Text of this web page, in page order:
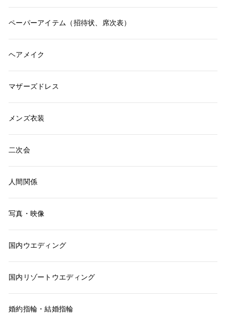
ペーパーアイテム（招待状、席次表）
ヘアメイク
マザーズドレス
メンズ衣装
二次会
人間関係
写真・映像
国内ウエディング
国内リゾートウエディング
婚約指輪・結婚指輪